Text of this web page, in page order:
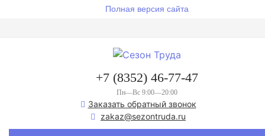
Полная версия сайта
+7 (8352) 46-77-47
Пн—Вс 9:00—20:00
Заказать обратный звонок
zakaz@sezontruda.ru